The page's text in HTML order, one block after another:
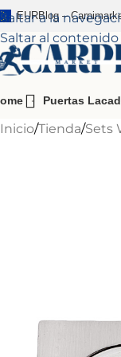
Saltar a la
Saltar al
EURBlog –
Puertas
Inicio Tienda Sets